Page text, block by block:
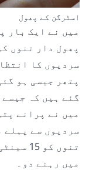
اسٹرگن کے پھول
میں نے ایک بار
پھول دار تنوں
سردیوں کا
پتھر جیسی ہو
گئے ہیں کہ
میں نے پرانے
سردیوں سے پہلے
تنوں
میں رہنے دو۔